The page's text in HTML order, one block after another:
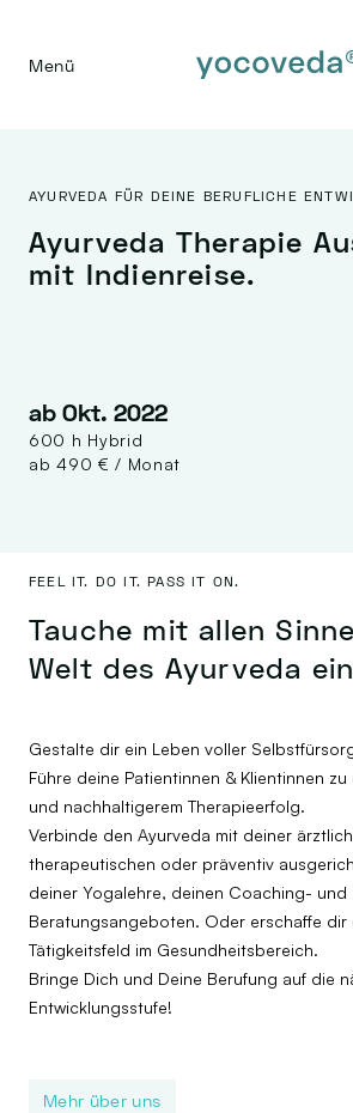
Menü
AYURVEDA FÜR DEINE BERUFLICHE
Ayurveda Therapie
mit Indienreise.
ab Okt. 2022
600 h Hybrid
ab 490 € / Monat
FEEL IT. DO IT. PASS IT ON.
Tauche mit allen
Welt des Ayurveda
Gestalte dir ein Leben voller
Führe deine Patientinnen & Klientinnen
und nachhaltigerem Therapieerfolg.
Verbinde den Ayurveda mit deiner
therapeutischen oder präventiv
deiner Yogalehre, deinen Coaching- und
Beratungsangeboten. Oder erschaffe dir
Tätigkeitsfeld im Gesundheitsbereich.
Bringe Dich und Deine Berufung auf die
Entwicklungsstufe!
Mehr über uns